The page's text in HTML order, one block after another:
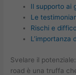
Il supporto ai
Le
Rischi e
L’importanza
Svelare il
road è una truffa